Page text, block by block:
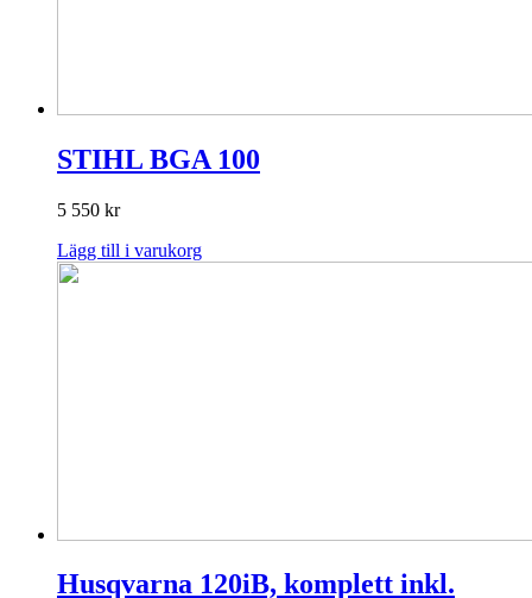
STIHL BGA 100
5 550 kr
Lägg till i varukorg
Husqvarna 120iB, komplett inkl.